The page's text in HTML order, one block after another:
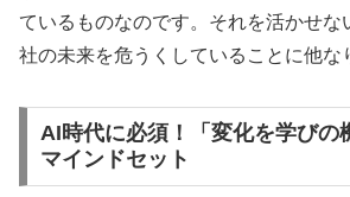
ているものなのです。それを活かせな
社の未来を危うくしていることに他な
AI時代に必須！「変化を学びの
マインドセット